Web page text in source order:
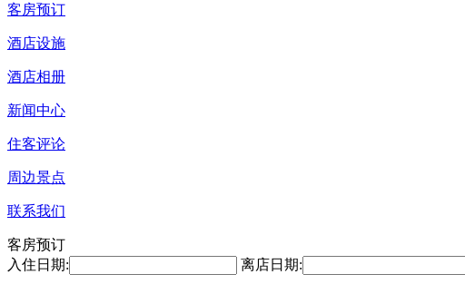
客房预订
酒店设施
酒店相册
新闻中心
住客评论
周边景点
联系我们
客房预订
入住日期:
离店日期: